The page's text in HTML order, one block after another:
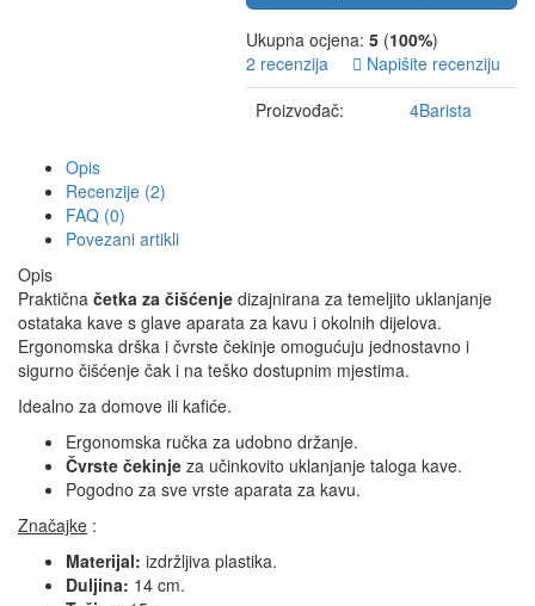
Ukupna ocjena: 5 (100%)
2 recenzija
Napišite recenziju
Proizvođač:
4Barista
Opis
Recenzije (2)
FAQ (0)
Povezani artikli
Opis
Praktična četka za čišćenje dizajnirana za temeljito uklanjanje
ostataka kave s glave aparata za kavu i okolnih dijelova.
Ergonomska drška i čvrste čekinje omogućuju jednostavno i
sigurno čišćenje čak i na teško dostupnim mjestima.
Idealno za domove ili kafiće.
Ergonomska ručka za udobno držanje.
Čvrste čekinje za učinkovito uklanjanje taloga kave.
Pogodno za sve vrste aparata za kavu.
Značajke :
Materijal: izdržljiva plastika.
Duljina: 14 cm.